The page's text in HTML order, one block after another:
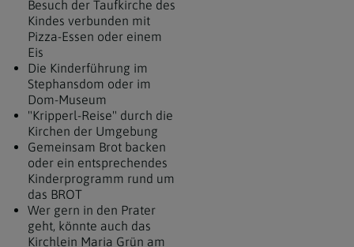
Besuch der Taufkirche des
Kindes verbunden mit
Pizza-Essen oder einem
Eis
Die Kinderführung im
Stephansdom oder im
Dom-Museum
"Kripperl-Reise" durch die
Kirchen der Umgebung
Gemeinsam Brot backen
oder ein entsprechendes
Kinderprogramm rund um
das BROT
Wer gern in den Prater
geht, könnte auch das
Kirchlein Maria Grün am